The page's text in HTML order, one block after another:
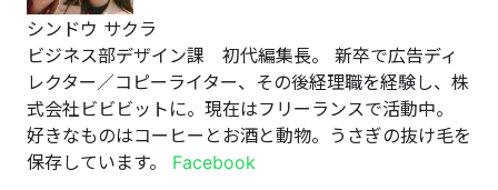
シンドウ サクラ
ビジネス部デザイン課 初代編集長。 新卒で広告ディ
レクター／コピーライター、その後経理職を経験し、株
式会社ビビビットに。現在はフリーランスで活動中。
好きなものはコーヒーとお酒と動物。うさぎの抜け毛を
保存しています。 Facebook